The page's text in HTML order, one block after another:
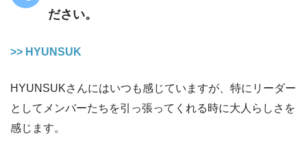
ださい。
>> HYUNSUK
HYUNSUKさんにはいつも感じていますが、特にリーダー
としてメンバーたちを引っ張ってくれる時に大人らしさを
感じます。